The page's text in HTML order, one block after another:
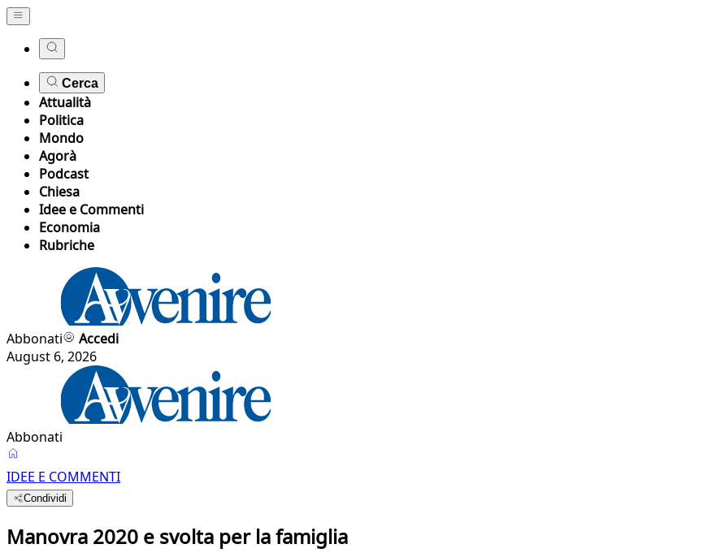
Cerca
Attualità
Politica
Mondo
Agorà
Podcast
Chiesa
Idee e Commenti
Economia
Rubriche
Abbonati
Accedi
August 6, 2026
Abbonati
IDEE E COMMENTI
Condividi
Manovra 2020 e svolta per la famiglia